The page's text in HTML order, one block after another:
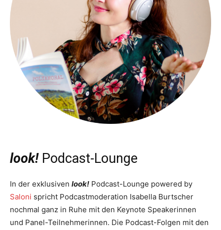
look!Podcast-Lounge
In der exklusiven look! Podcast-Lounge powered by
Saloni spricht Podcastmoderation Isabella Burtscher
nochmal ganz in Ruhe mit den Keynote Speakerinnen
und Panel-Teilnehmerinnen. Die Podcast-Folgen mit den